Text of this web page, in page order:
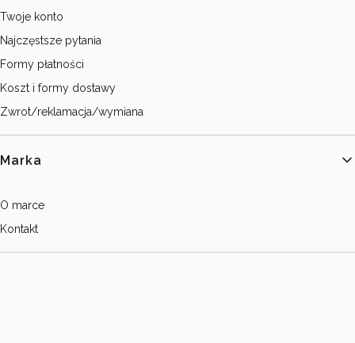
Twoje konto
Najczęstsze pytania
Formy płatności
Koszt i formy dostawy
Zwrot/reklamacja/wymiana
Marka
O marce
Kontakt